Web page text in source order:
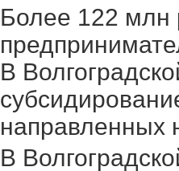
Более 122 млн
В
направленных
В